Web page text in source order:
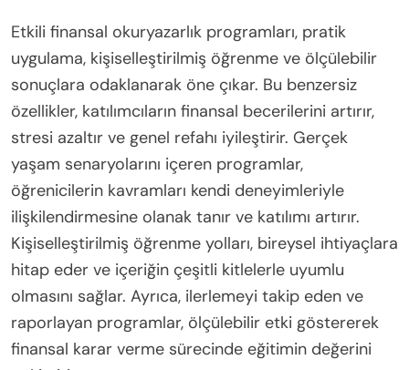
Etkili finansal okuryazarlık programları, pratik
uygulama, kişiselleştirilmiş öğrenme ve ölçülebilir
sonuçlara odaklanarak öne çıkar. Bu benzersiz
özellikler, katılımcıların finansal becerilerini artırır,
stresi azaltır ve genel refahı iyileştirir. Gerçek
yaşam senaryolarını içeren programlar,
öğrenicilerin kavramları kendi deneyimleriyle
ilişkilendirmesine olanak tanır ve katılımı artırır.
Kişiselleştirilmiş öğrenme yolları, bireysel ihtiyaçlara
hitap eder ve içeriğin çeşitli kitlelerle uyumlu
olmasını sağlar. Ayrıca, ilerlemeyi takip eden ve
raporlayan programlar, ölçülebilir etki göstererek
finansal karar verme sürecinde eğitimin değerini